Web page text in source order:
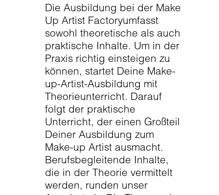
Die Ausbildung bei der Make
Up Artist Factoryumfasst
sowohl theoretische als auch
praktische Inhalte. Um in der
Praxis richtig einsteigen zu
können, startet Deine Make-
up-Artist-Ausbildung mit
Theorieunterricht. Darauf
folgt der praktische
Unterricht, der einen Großteil
Deiner Ausbildung zum
Make-up Artist ausmacht.
Berufsbegleitende Inhalte,
die in der Theorie vermittelt
werden, runden unser